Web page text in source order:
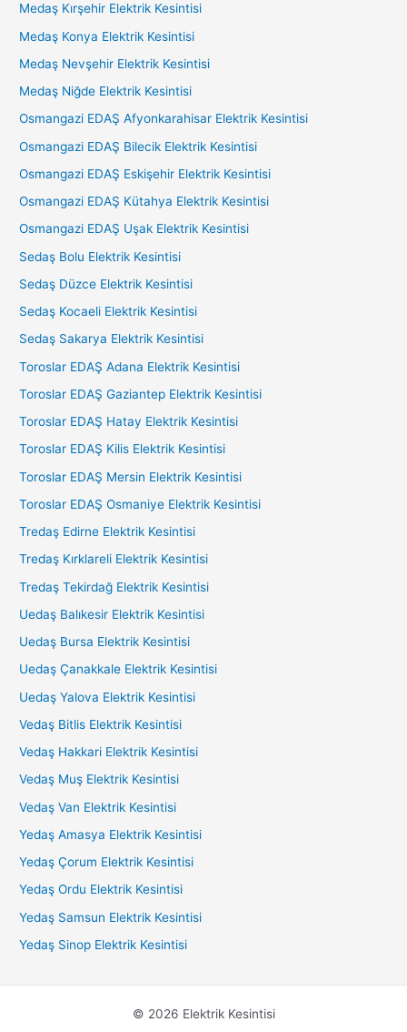
Medaş Kırşehir Elektrik Kesintisi
Medaş Konya Elektrik Kesintisi
Medaş Nevşehir Elektrik Kesintisi
Medaş Niğde Elektrik Kesintisi
Osmangazi EDAŞ Afyonkarahisar Elektrik Kesintisi
Osmangazi EDAŞ Bilecik Elektrik Kesintisi
Osmangazi EDAŞ Eskişehir Elektrik Kesintisi
Osmangazi EDAŞ Kütahya Elektrik Kesintisi
Osmangazi EDAŞ Uşak Elektrik Kesintisi
Sedaş Bolu Elektrik Kesintisi
Sedaş Düzce Elektrik Kesintisi
Sedaş Kocaeli Elektrik Kesintisi
Sedaş Sakarya Elektrik Kesintisi
Toroslar EDAŞ Adana Elektrik Kesintisi
Toroslar EDAŞ Gaziantep Elektrik Kesintisi
Toroslar EDAŞ Hatay Elektrik Kesintisi
Toroslar EDAŞ Kilis Elektrik Kesintisi
Toroslar EDAŞ Mersin Elektrik Kesintisi
Toroslar EDAŞ Osmaniye Elektrik Kesintisi
Tredaş Edirne Elektrik Kesintisi
Tredaş Kırklareli Elektrik Kesintisi
Tredaş Tekirdağ Elektrik Kesintisi
Uedaş Balıkesir Elektrik Kesintisi
Uedaş Bursa Elektrik Kesintisi
Uedaş Çanakkale Elektrik Kesintisi
Uedaş Yalova Elektrik Kesintisi
Vedaş Bitlis Elektrik Kesintisi
Vedaş Hakkari Elektrik Kesintisi
Vedaş Muş Elektrik Kesintisi
Vedaş Van Elektrik Kesintisi
Yedaş Amasya Elektrik Kesintisi
Yedaş Çorum Elektrik Kesintisi
Yedaş Ordu Elektrik Kesintisi
Yedaş Samsun Elektrik Kesintisi
Yedaş Sinop Elektrik Kesintisi
© 2026 Elektrik Kesintisi